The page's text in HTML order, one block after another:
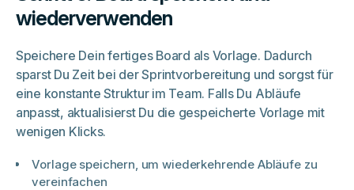
wiederverwenden
Speichere Dein fertiges Board als Vorlage. Dadurch
sparst Du Zeit bei der Sprintvorbereitung und sorgst für
eine konstante Struktur im Team. Falls Du Abläufe
anpasst, aktualisierst Du die gespeicherte Vorlage mit
wenigen Klicks.
Vorlage speichern, um wiederkehrende Abläufe zu
vereinfachen